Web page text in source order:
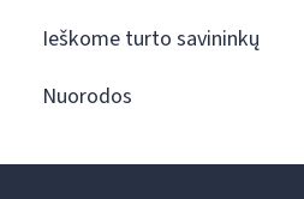
Ieškome turto savininkų
Nuorodos